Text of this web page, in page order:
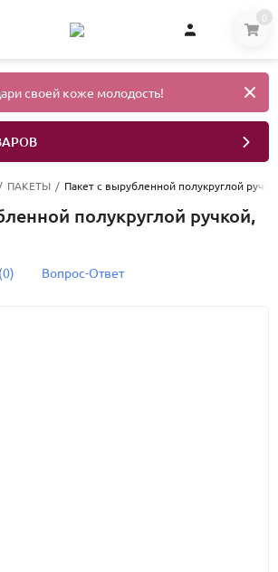
0
своей коже молодость!
/ ПАКЕТЫ / Пакет с вырубленной полукруглой
полукруглой ручкой,
Вопрос-Ответ